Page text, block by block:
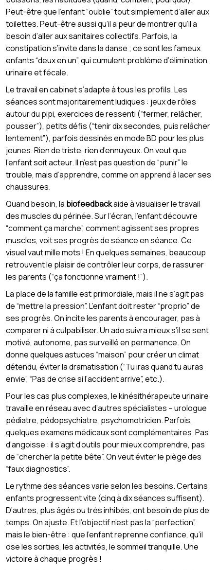
Peut-être que l’enfant “oublie” tout simplement d’aller aux
toilettes. Peut-être aussi qu’il a peur de montrer qu’il a
besoin d’aller aux sanitaires collectifs. Parfois, la
constipation s’invite dans la danse ; ce sont les fameux
enfants “deux en un”, qui cumulent problème d’élimination
urinaire et fécale.
Le travail en cabinet s’adapte à tous les profils. Les
séances sont majoritairement ludiques : jeux de rôles
autour du pipi, exercices de ressenti (“fermer, relâcher,
pousser”), petits défis (“tenir dix secondes, puis relâcher
lentement”), parfois dessinés en mode BD pour les plus
jeunes. Rien de triste, rien d’ennuyeux. On veut que
l’enfant soit acteur. Il n’est pas question de “punir” le
trouble, mais d’apprendre, comme on apprend à lacer ses
chaussures.
Quand besoin, la biofeedbackaide à visualiser le travail
des muscles du périnée. Sur l’écran, l’enfant découvre
“comment ça marche”, comment agissent ses propres
muscles, voit ses progrès de séance en séance. Ce
visuel vaut mille mots ! En quelques semaines, beaucoup
retrouvent le plaisir de contrôler leur corps, de rassurer
les parents (“ça fonctionne vraiment !”).
La place de la famille est primordiale, mais il ne s’agit pas
de “mettre la pression”. L’enfant doit rester “proprio” de
ses progrès. On incite les parents à encourager, pas à
comparer ni à culpabiliser. Un ado suivra mieux s’il se sent
motivé, autonome, pas surveillé en permanence. On
donne quelques astuces “maison” pour créer un climat
détendu, éviter la dramatisation (“Tu iras quand tu auras
envie”, “Pas de crise si l’accident arrive”, etc.).
Pour les cas plus complexes, le kinésithérapeute urinaire
travaille en réseau avec d’autres spécialistes – urologue
pédiatre, pédopsychiatre, psychomotricien. Parfois,
quelques examens médicaux sont complémentaires. Pas
d’angoisse : il s’agit d’outils pour mieux comprendre, pas
de “chercher la petite bête”. On veut éviter le piège des
“faux diagnostics”.
Le rythme des séances varie selon les besoins. Certains
enfants progressent vite (cinq à dix séances suffisent).
D’autres, plus âgés ou très inhibés, ont besoin de plus de
temps. On ajuste. Et l’objectif n’est pas la “perfection”,
mais le bien-être : que l’enfant reprenne confiance, qu’il
ose les sorties, les activités, le sommeil tranquille. Une
victoire à chaque progrès !